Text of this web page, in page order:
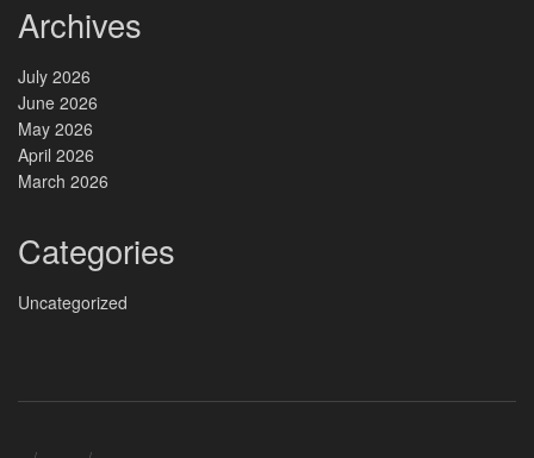
Archives
July 2026
June 2026
May 2026
April 2026
March 2026
Categories
Uncategorized